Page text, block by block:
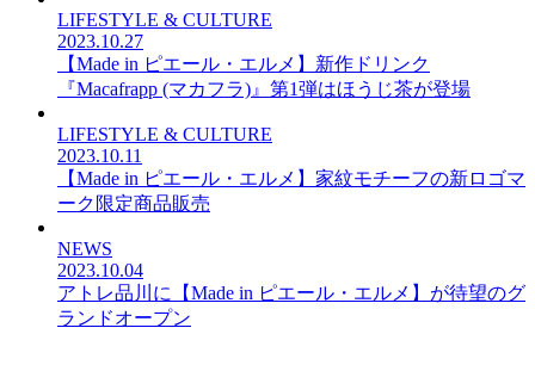
LIFESTYLE & CULTURE
2023.10.27
【Made in ピエール・エルメ】新作ドリンク
『Macafrapp (マカフラ)』第1弾はほうじ茶が登場
LIFESTYLE & CULTURE
2023.10.11
【Made in ピエール・エルメ】家紋モチーフの新ロゴマ
ーク限定商品販売
NEWS
2023.10.04
アトレ品川に【Made in ピエール・エルメ】が待望のグ
ランドオープン